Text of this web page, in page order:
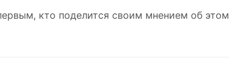
кто поделится своим мнением об этом